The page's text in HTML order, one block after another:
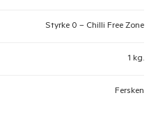
Styrke 0 – Chilli Free Zone
1 kg.
Fersken